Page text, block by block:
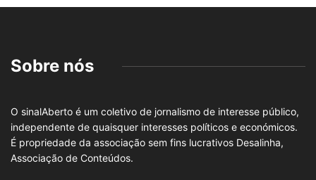
Sobre nós
O sinalAberto é um coletivo de jornalismo de interesse público,
independente de quaisquer interesses políticos e económicos.
É propriedade da associação sem fins lucrativos Desalinha,
Associação de Conteúdos.